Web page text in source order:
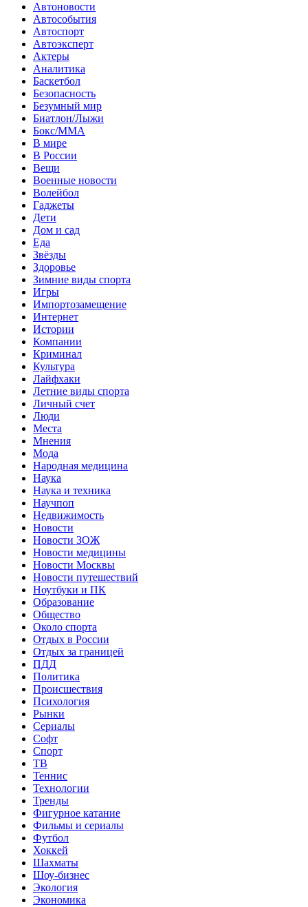
Автоновости
Автособытия
Автоспорт
Автоэксперт
Актеры
Аналитика
Баскетбол
Безопасность
Безумный мир
Биатлон/Лыжи
Бокс/MMA
В мире
В России
Вещи
Военные новости
Волейбол
Гаджеты
Дети
Дом и сад
Еда
Звёзды
Здоровье
Зимние виды спорта
Игры
Импортозамещение
Интернет
Истории
Компании
Криминал
Культура
Лайфхаки
Летние виды спорта
Личный счет
Люди
Места
Мнения
Мода
Народная медицина
Наука
Наука и техника
Научпоп
Недвижимость
Новости
Новости ЗОЖ
Новости медицины
Новости Москвы
Новости путешествий
Ноутбуки и ПК
Образование
Общество
Около спорта
Отдых в России
Отдых за границей
ПДД
Политика
Происшествия
Психология
Рынки
Сериалы
Софт
Спорт
ТВ
Теннис
Технологии
Тренды
Фигурное катание
Фильмы и сериалы
Футбол
Хоккей
Шахматы
Шоу-бизнес
Экология
Экономика